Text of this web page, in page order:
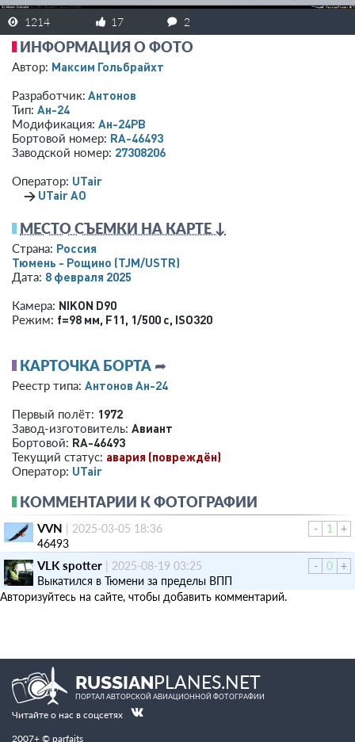
1214 17 2
ИНФОРМАЦИЯ О ФОТО
Автор: Максим Гольбрайхт
Разработчик: Антонов
Тип: Ан-24
Модификация: Ан-24РВ
Бортовой номер: RA-46493
Заводской номер: 27308206
Оператор: UTair
→ UTair АО
МЕСТО СЪЕМКИ НА КАРТЕ ↓
Страна: Россия
Тюмень - Рощино (TJM/USTR)
Дата: 8 февраля 2025
Камера: NIKON D90
Режим: f=98 мм, F11, 1/500 с, ISO320
КАРТОЧКА БОРТА ➦
Реестр типа: Антонов Ан-24
Первый полёт: 1972
Завод-изготовитель: Авиант
Бортовой: RA-46493
Текущий статус: авария (повреждён)
Оператор: UTair
КОММЕНТАРИИ К ФОТОГРАФИИ
- 1 +
VVN | 2025-03-05 18:36
46493
-
0 +
VLK spotter | 2025-08-19 03:25
Выкатился в Тюмени за пределы ВПП
Авторизуйтесь на сайте, чтобы добавить комментарий.
RUSSIANPLANES.NET
ПОРТАЛ АВТОРСКОЙ АВИАЦИОННОЙ ФОТОГРАФИИ
Читайте о нас в соцсетях
2007+ © parfaits